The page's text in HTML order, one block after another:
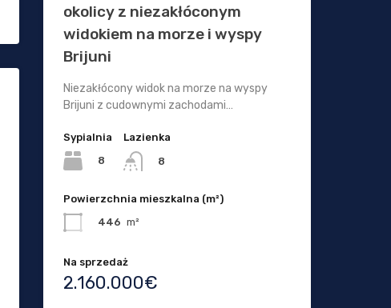
okolicy z niezakłóconym
widokiem na morze i wyspy
Brijuni
Niezakłócony widok na morze na wyspy
Brijuni z cudownymi zachodami…
Sypialnia
8
Lazienka
8
Powierzchnia mieszkalna (m²)
446 m²
Na sprzedaż
2.160.000€